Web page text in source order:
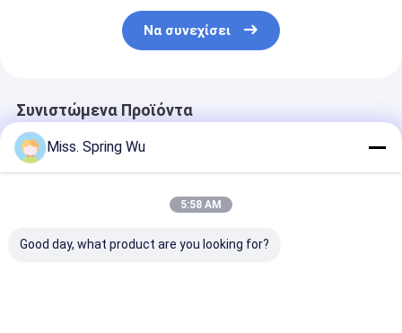
Να συνεχίσει
Συνιστώμενα Προϊόντα
Miss. Spring Wu
5:58 AM
Good day, what product are you looking for?